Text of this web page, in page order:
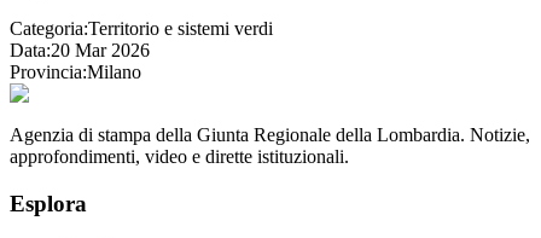
Categoria:Territorio e sistemi verdi
Data:20 Mar 2026
Provincia:Milano
Agenzia di stampa della Giunta Regionale della Lombardia. Notizie,
approfondimenti, video e dirette istituzionali.
Esplora